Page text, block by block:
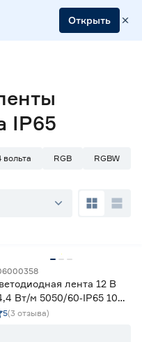
Открыть
помещений
IP65
вольта RGB RGBW
лента 12 В
Вт/м 5050/60‑IP65 10
мультиколор 5 м Geniled
5(3 отзыва)